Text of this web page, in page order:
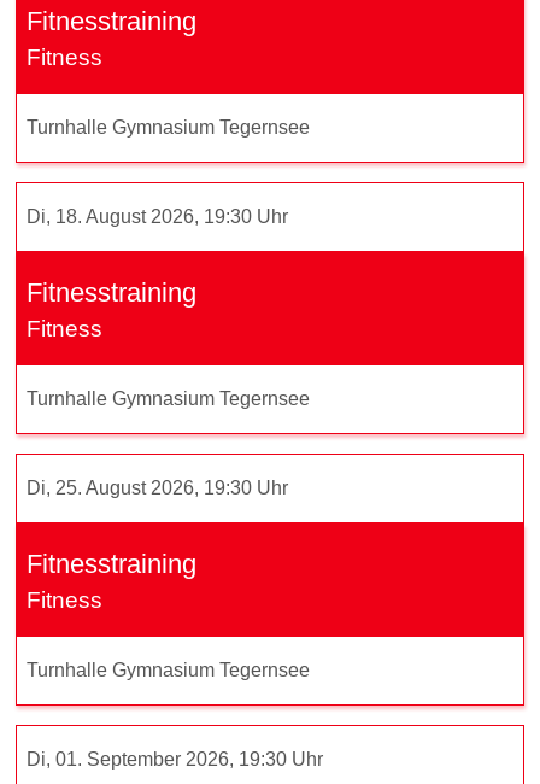
Fitnesstraining
Fitness
Turnhalle Gymnasium Tegernsee
Di, 18. August 2026, 19:30 Uhr
Fitnesstraining
Fitness
Turnhalle Gymnasium Tegernsee
Di, 25. August 2026, 19:30 Uhr
Fitnesstraining
Fitness
Turnhalle Gymnasium Tegernsee
Di, 01. September 2026, 19:30 Uhr